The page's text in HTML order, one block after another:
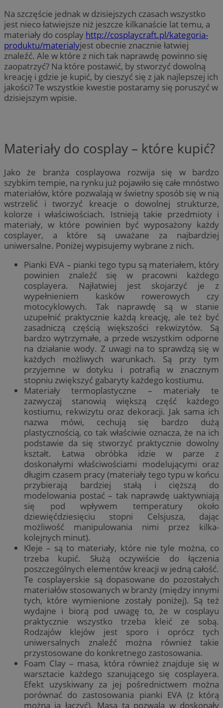
Na szczęście jednak w dzisiejszych czasach wszystko
jest nieco łatwiejsze niż jeszcze kilkanaście lat temu, a
materiały do cosplay http://cosplaycraft.pl/kategoria-
produktu/materialyjest obecnie znacznie łatwiej
znaleźć. Ale w które z nich tak naprawdę powinno się
zaopatrzyć? Na które postawić, by stworzyć dowolną
kreację i gdzie je kupić, by cieszyć się z jak najlepszej ich
jakości? Te wszystkie kwestie postaramy się poruszyć w
dzisiejszym wpisie.
Materiały do cosplay – które kupić?
Jako że branża cosplayowa rozwija się w bardzo
szybkim tempie, na rynku już pojawiło się całe mnóstwo
materiałów, które pozwalają w świetny sposób się w nią
wstrzelić i tworzyć kreacje o dowolnej strukturze,
kolorze i właściwościach. Istnieją takie przedmioty i
materiały, w które powinien być wyposażony każdy
cosplayer, a które są uważane za najbardziej
uniwersalne. Poniżej wypisujemy wybrane z nich.
Pianki EVA – pianki tego typu są materiałem, który
powinien znaleźć się w pracowni każdego
cosplayera. Najłatwiej jest skojarzyć je z
wypełnieniem kasków rowerowych czy
motocyklowych. Tak naprawdę są w stanie
uzupełnić praktycznie każdą kreację, ale też być
zasadniczą częścią większości rekwizytów. Są
bardzo wytrzymałe, a przede wszystkim odporne
na działanie wody. Z uwagi na to sprawdzą się w
każdych możliwych warunkach. Są przy tym
przyjemne w dotyku i potrafią w znacznym
stopniu zwiększyć gabaryty każdego kostiumu.
Materiały termoplastyczne – materiały te
zazwyczaj stanowią większą część każdego
kostiumu, rekwizytu oraz dekoracji. Jak sama ich
nazwa mówi, cechują się bardzo dużą
plastycznością, co tak właściwie oznacza, że na ich
podstawie da się stworzyć praktycznie dowolny
kształt. Łatwa obróbka idzie w parze z
doskonałymi właściwościami modelującymi oraz
długim czasem pracy (materiały tego typu w końcu
przybierają bardziej stałą i cięższą do
modelowania postać – tak naprawdę uaktywniają
się pod wpływem temperatury około
dziewięćdziesięciu stopni Celsjusza, dając
możliwość manipulowania nimi przez kilka-
kolejnych minut).
Kleje – są to materiały, które nie tyle można, co
trzeba kupić. Służą oczywiście do łączenia
poszczególnych elementów kreacji w jedną całość.
Te cosplayerskie są dopasowane do pozostałych
materiałów stosowanych w branży (między innymi
tych, które wymienione zostały poniżej). Są też
wydajne i biorą pod uwagę to, że w cosplayu
praktycznie wszystko trzeba kleić ze sobą.
Rodzajów klejów jest sporo i oprócz tych
uniwersalnych znaleźć można również takie
przystosowane do konkretnego zastosowania.
Foam Clay – masa, która również znajduje się w
warsztacie każdego szanującego się cosplayera.
Efekt uzyskiwany za jej pośrednictwem można
porównać do zastosowania pianki EVA (z którą
można ją łączyć). Masa ta pozwala w doskonały